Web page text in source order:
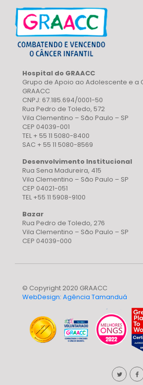
Hospital do GRAACC
Grupo de Apoio ao Adolescente e a
GRAACC
CNPJ: 67.185.694/0001-50
Rua Pedro de Toledo, 572
Vila Clementino – São Paulo – SP
CEP 04039-001
TEL + 55 11 5080-8400
SAC + 55 11 5080-8569
Desenvolvimento Institucional
Rua Sena Madureira, 415
Vila Clementino – São Paulo – SP
CEP 04021-051
TEL +55 11 5908-9100
Bazar
Rua Pedro de Toledo, 276
Vila Clementino – São Paulo – SP
CEP 04039-000
© Copyright 2020 GRAACC
WebDesign: Agência Tamanduá